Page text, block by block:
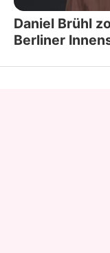
Daniel Brühl
Berliner